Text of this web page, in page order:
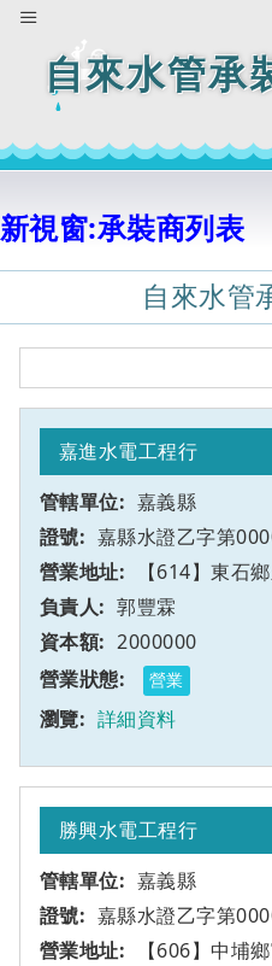
自來水管承
新視窗:承裝商列表
自來水管
嘉進水電工程行
嘉義縣
嘉縣水證乙字第
【614】東石
郭豐霖
2000000
營業
詳細資料
勝興水電工程行
嘉義縣
嘉縣水證乙字第
【606】中埔